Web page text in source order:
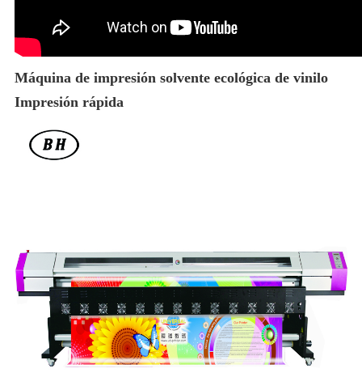
Máquina de impresión solvente ecológica de vinilo
Impresión rápida